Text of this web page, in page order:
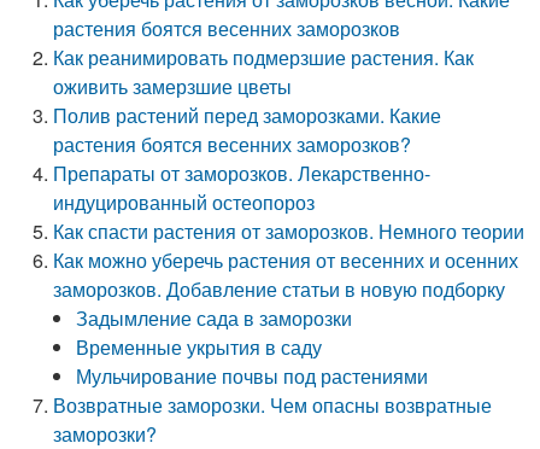
растения боятся весенних заморозков
Как реанимировать подмерзшие растения. Как
оживить замерзшие цветы
Полив растений перед заморозками. Какие
растения боятся весенних заморозков?
Препараты от заморозков. Лекарственно-
индуцированный остеопороз
Как спасти растения от заморозков. Немного теории
Как можно уберечь растения от весенних и осенних
заморозков. Добавление статьи в новую подборку
Задымление сада в заморозки
Временные укрытия в саду
Мульчирование почвы под растениями
Возвратные заморозки. Чем опасны возвратные
заморозки?